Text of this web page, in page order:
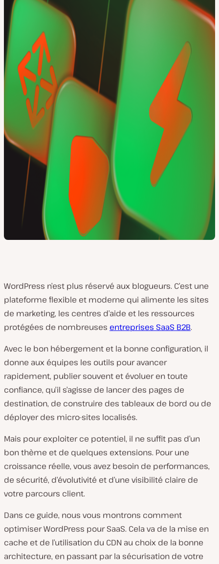
WordPress n’est plus réservé aux blogueurs. C’est une
plateforme flexible et moderne qui alimente les sites
de marketing, les centres d’aide et les ressources
protégées de nombreuses entreprises SaaS B2B.
Avec le bon hébergement et la bonne configuration, il
donne aux équipes les outils pour avancer
rapidement, publier souvent et évoluer en toute
confiance, qu’il s’agisse de lancer des pages de
destination, de construire des tableaux de bord ou de
déployer des micro-sites localisés.
Mais pour exploiter ce potentiel, il ne suffit pas d’un
bon thème et de quelques extensions. Pour une
croissance réelle, vous avez besoin de performances,
de sécurité, d’évolutivité et d’une visibilité claire de
votre parcours client.
Dans ce guide, nous vous montrons comment
optimiser WordPress pour SaaS. Cela va de la mise en
cache et de l’utilisation du CDN au choix de la bonne
architecture, en passant par la sécurisation de votre